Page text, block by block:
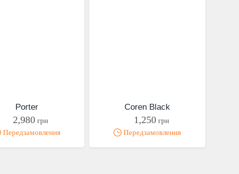
Porter
2,980 грн
Передзамовлення
Coren Black
1,250грн
Передзамовлення